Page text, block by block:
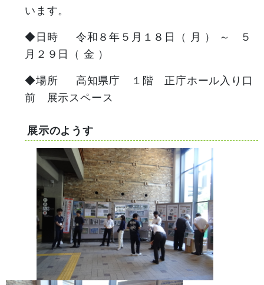
います。
◆日時 令和８年５月１８日（ 月 ） ～ ５
月２９日（ 金 ）
◆場所 高知県庁 １階 正庁ホール入り口
前 展示スペース
展示のようす